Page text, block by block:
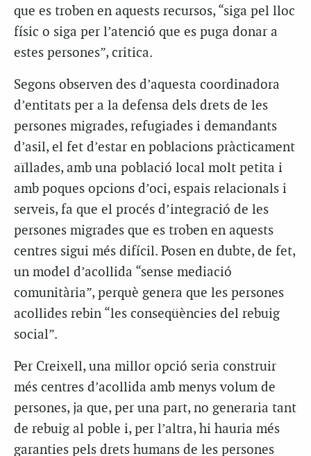
que es troben en aquests recursos, “siga pel lloc
físic o siga per l’atenció que es puga donar a
estes persones”, critica.
Segons observen des d’aquesta coordinadora
d’entitats per a la defensa dels drets de les
persones migrades, refugiades i demandants
d’asil, el fet d’estar en poblacions pràcticament
aïllades, amb una població local molt petita i
amb poques opcions d’oci, espais relacionals i
serveis, fa que el procés d’integració de les
persones migrades que es troben en aquests
centres sigui més difícil. Posen en dubte, de fet,
un model d’acollida “sense mediació
comunitària”, perquè genera que les persones
acollides rebin “les conseqüències del rebuig
social”.
Per Creixell, una millor opció seria construir
més centres d’acollida amb menys volum de
persones, ja que, per una part, no generaria tant
de rebuig al poble i, per l’altra, hi hauria més
garanties pels drets humans de les persones